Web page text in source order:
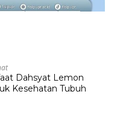
Dahsyat Lemon
Kesehatan Tubuh